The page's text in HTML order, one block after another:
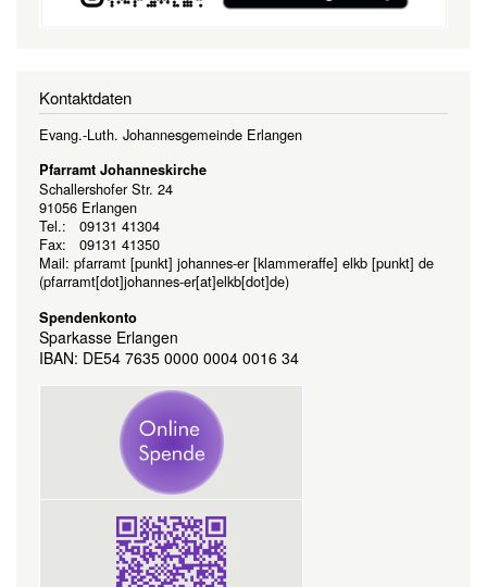
Kontaktdaten
Evang.-Luth. Johannesgemeinde Erlangen
Pfarramt Johanneskirche
Schallershofer Str. 24
91056 Erlangen
Tel.: 09131 41304
Fax: 09131 41350
Mail: pfarramt [punkt] johannes-er [klammeraffe] elkb [punkt] de
(pfarramt[dot]johannes-er[at]elkb[dot]de)
Spendenkonto
Sparkasse Erlangen
IBAN: DE54 7635 0000 0004 0016 34